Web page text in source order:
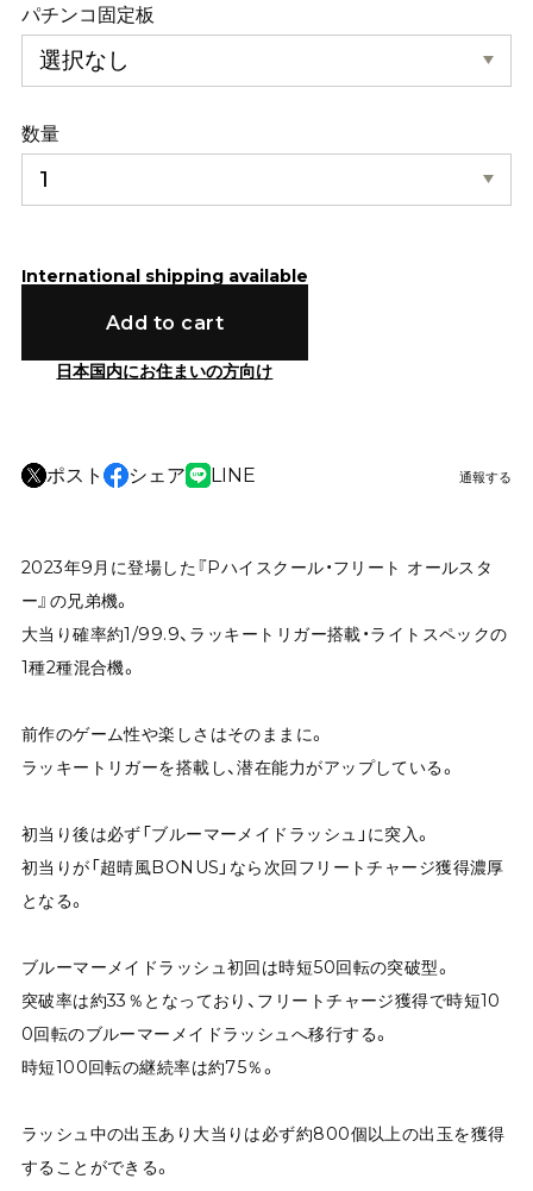
パチンコ固定板
数量
International shipping available
Add to cart
日本国内にお住まいの方向け
ポスト シェア LINE 通報する
2023年9月に登場した『Pハイスクール・フリート オールスタ
ー』の兄弟機。
大当り確率約1/99.9、ラッキートリガー搭載・ライトスペックの
1種2種混合機。
前作のゲーム性や楽しさはそのままに。
ラッキートリガーを搭載し、潜在能力がアップしている。
初当り後は必ず「ブルーマーメイドラッシュ」に突入。
初当りが「超晴風BONUS」なら次回フリートチャージ獲得濃厚
となる。
ブルーマーメイドラッシュ初回は時短50回転の突破型。
突破率は約33％となっており、フリートチャージ獲得で時短10
0回転のブルーマーメイドラッシュへ移行する。
時短100回転の継続率は約75％。
ラッシュ中の出玉あり大当りは必ず約800個以上の出玉を獲得
することができる。